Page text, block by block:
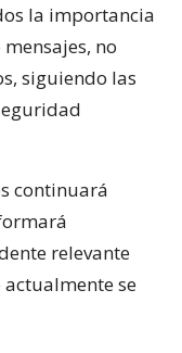
la importancia
no
siguiendo las
continuará
relevante
se